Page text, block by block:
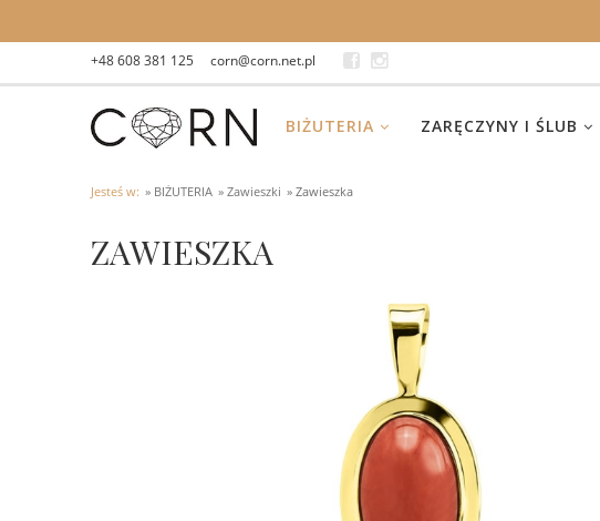
+48 608 381 125 corn@corn.net.pl
BIŻUTERIA ZARĘCZYNY I ŚLUB
Jesteś w: » BIŻUTERIA » Zawieszki » Zawieszka
ZAWIESZKA